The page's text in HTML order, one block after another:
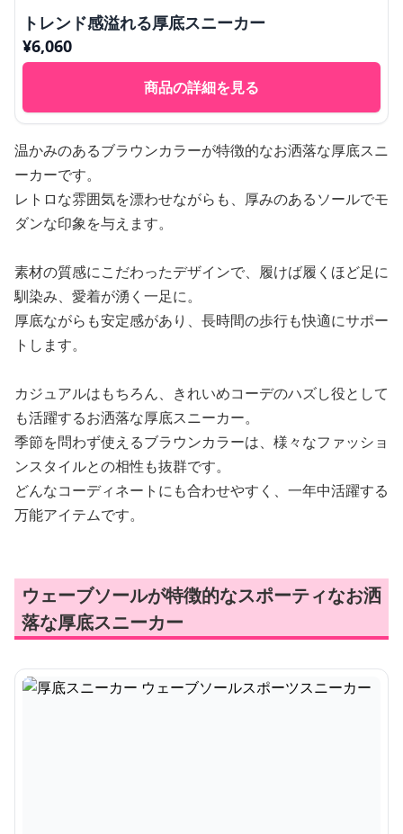
トレンド感溢れる厚底スニーカー
¥6,060
商品の詳細を見る
温かみのあるブラウンカラーが特徴的なお洒落な厚底スニ
ーカーです。
レトロな雰囲気を漂わせながらも、厚みのあるソールでモ
ダンな印象を与えます。
素材の質感にこだわったデザインで、履けば履くほど足に
馴染み、愛着が湧く一足に。
厚底ながらも安定感があり、長時間の歩行も快適にサポー
トします。
カジュアルはもちろん、きれいめコーデのハズし役として
も活躍するお洒落な厚底スニーカー。
季節を問わず使えるブラウンカラーは、様々なファッショ
ンスタイルとの相性も抜群です。
どんなコーディネートにも合わせやすく、一年中活躍する
万能アイテムです。
ウェーブソールが特徴的なスポーティなお洒
落な厚底スニーカー